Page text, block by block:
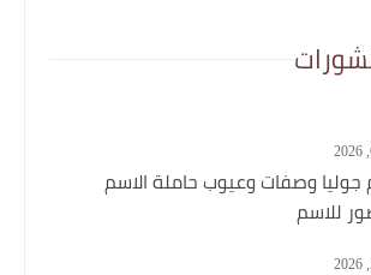
وصفات وعيوب حاملة الاسم
للاسم